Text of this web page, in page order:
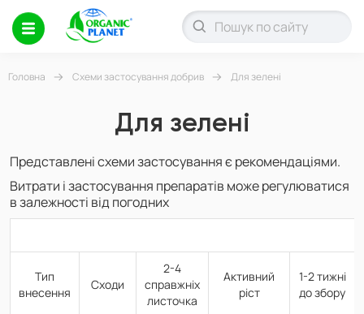
Головна Схеми застосування добрив Для зелені
Для зелені
Представлені схеми застосування є рекомендаціями.
Витрати і застосування препаратів може регулюватися
в залежності від погодних
Тип
внесення
Сходи
2-4
справжніх
листочка
Активний
ріст
1-2 тижні
до збору